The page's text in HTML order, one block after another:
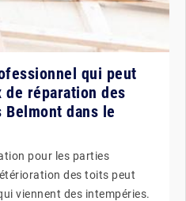
qui peut
réparation des
dans le
pour les parties
des toits peut
viennent des intempéries.